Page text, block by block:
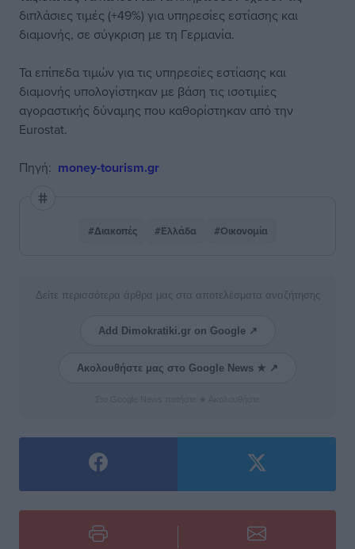
διπλάσιες τιμές (+49%) για υπηρεσίες εστίασης και
διαμονής, σε σύγκριση με τη Γερμανία.
Τα επίπεδα τιμών για τις υπηρεσίες εστίασης και
διαμονής υπολογίστηκαν με βάση τις ισοτιμίες
αγοραστικής δύναμης που καθορίστηκαν από την
Eurostat.
Πηγή: money-tourism.gr
#Διακοπές #Ελλάδα #Οικονομία
Δείτε περισσότερα άρθρα μας στα αποτελέσματα αναζήτησης
Add Dimokratiki.gr on Google ↗
Ακολουθήστε μας στο Google News ★ ↗